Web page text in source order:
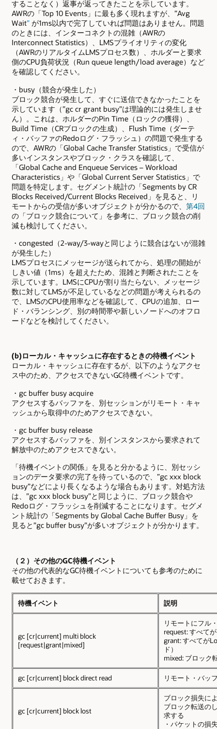
することなく）返事が返ってきたことを示しています。
AWRの「Top 10 Events」に最も多く現れますが、”Avg
Wait” が1ms以内で完了していれば問題はありません。問題
のときには、インターコネクトの混雑（AWRの
Interconnect Statistics）、LMSプライオリティの変化
（AWRのリアルタイムLMSプロセス数）、ホルダーと要求
側のCPU負荷状況（Run queue length/load average）など
を確認してください。
・busy（競合が発生した ）
ブロック競合が発生して、すぐに送信できなかったことを
示しています（”gc cr grant busy”は理論的には発生しませ
ん）。これは、ホルダーのPin Time（ロックの獲得）、
Build Time（CRブロックの生成）、Flush Time（ダーテ
ィ・バッファのRedoログ・フラッシュ）の問題で発生する
ので、AWRの「Global Cache Transfer Statistics」で受信が
多いインスタンスやブロック・クラスを確認して、
「Global Cache and Enqueue Services – Workload
Characteristics」や「Global Current Server Statistics」で
問題を特定します。セグメント統計の「Segments by CR
Blocks Received/Current Blocks Received」を見ると、リ
モートからの受信が多いオブジェクトが分かるので、 第4回
の「ブロック競合について」を参考に、ブロック競合の削
減も検討してください。
・congested（2-way/3-wayと同じように競合はないが混雑
が発生した）
LMSプロセスにメッセージが送られてから、処理の開始が
しきい値（1ms）を超えたため、混雑と判断されたことを
示しています。LMSにCPUが割り当たらない、メッセージ
数に対してLMSが不足しているなどの問題が考えられるの
で、LMSのCPU使用率などを確認して、CPUの追加、ロー
ド・バランシング、別の時間帯や新しいノードへのオフロ
ードなどを検討してください。
(b)ローカル・キャッシュに存在するときの待機イベント
ローカル・キャッシュに存在するが、以下のようなアクセ
ス中のため、アクセスできないGC待機イベントです。
・gc buffer busy acquire
アクセスするバッファを、別セッションがリモート・キャ
ッシュから取得中のためアクセスできない。
・gc buffer busy release
アクセスするバッファを、別インスタンスから要求されて
解放中のためアクセスできない。
「待機イベントの関係」を見ると分かるように、別セッシ
ョンのデータ要求の完了を待っているので、”gc xxx block
busy”などにより長くなるような場合もあります。対処方法
は、”gc xxx block busy”と同じように、ブロック競合や
Redoログ・フラッシュを削減することになります。セグメ
ント統計の「Segments by Global Cache Buffer Busy」を
見ると”gc buffer busy”が多いオブジェクトが分かります。
（２）その他のGC待機イベント
その他の代表的なGC待機イベントについても参考のために
載せておきます。
待機イベント 説明
gc [cr|current] multi block
[request|grant|mixed]
リモートにフル
request: すべて
grant: すべてが
ド）
mixed: ブロック
gc [cr|current] block direct read リモート・バッ
gc [cr|current] block lost
ブロック損失に
ブロック転送の
求する
・パケットの損